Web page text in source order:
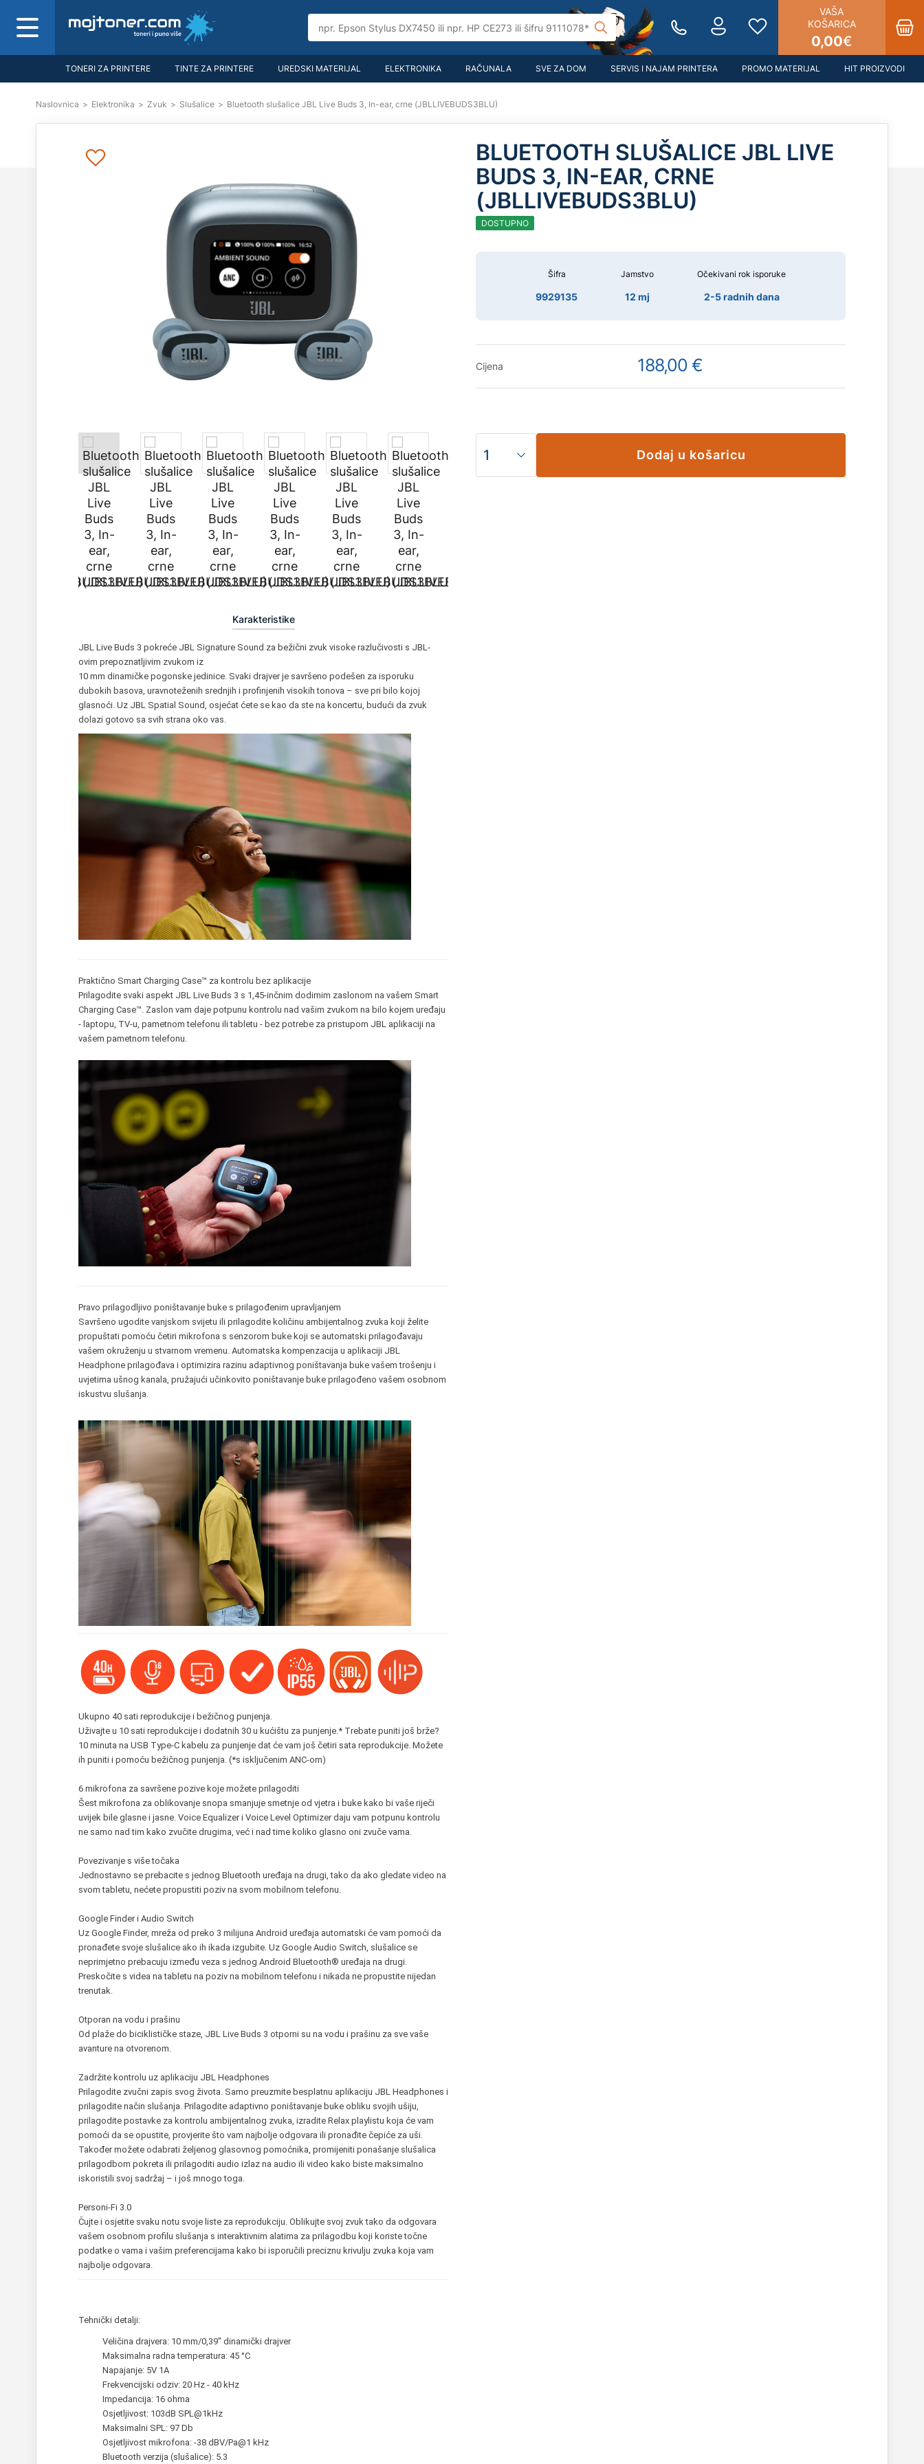
VAŠA
KOŠARICA
0,00€
TONERI ZA PRINTERE TINTE ZA PRINTERE UREDSKI MATERIJAL ELEKTRONIKA RAČUNALA SVE ZA DOM SERVIS I NAJAM PRINTERA PROMO MATERIJAL HIT PROIZVODI
Naslovnica > Elektronika > Zvuk > Slušalice > Bluetooth slušalice JBL Live Buds 3, In-ear, crne (JBLLIVEBUDS3BLU)
Karakteristike
JBL Live Buds 3 pokreće JBL Signature Sound za bežični zvuk visoke razlučivosti s JBL-
ovim prepoznatljivim zvukom iz
10 mm dinamičke pogonske jedinice. Svaki drajver je savršeno podešen za isporuku
dubokih basova, uravnoteženih srednjih i profinjenih visokih tonova – sve pri bilo kojoj
glasnoći. Uz JBL Spatial Sound, osjećat ćete se kao da ste na koncertu, budući da zvuk
dolazi gotovo sa svih strana oko vas.
Praktično Smart Charging Case™ za kontrolu bez aplikacije
Prilagodite svaki aspekt JBL Live Buds 3 s 1,45-inčnim dodirnim zaslonom na vašem Smart
Charging Case™. Zaslon vam daje potpunu kontrolu nad vašim zvukom na bilo kojem uređaju
- laptopu, TV-u, pametnom telefonu ili tabletu - bez potrebe za pristupom JBL aplikaciji na
vašem pametnom telefonu.
Pravo prilagodljivo poništavanje buke s prilagođenim upravljanjem
Savršeno ugodite vanjskom svijetu ili prilagodite količinu ambijentalnog zvuka koji želite
propuštati pomoću četiri mikrofona s senzorom buke koji se automatski prilagođavaju
vašem okruženju u stvarnom vremenu. Automatska kompenzacija u aplikaciji JBL
Headphone prilagođava i optimizira razinu adaptivnog poništavanja buke vašem trošenju i
uvjetima ušnog kanala, pružajući učinkovito poništavanje buke prilagođeno vašem osobnom
iskustvu slušanja.
Ukupno 40 sati reprodukcije i bežičnog punjenja.
Uživajte u 10 sati reprodukcije i dodatnih 30 u kućištu za punjenje.* Trebate puniti još brže?
10 minuta na USB Type-C kabelu za punjenje dat će vam još četiri sata reprodukcije. Možete
ih puniti i pomoću bežičnog punjenja. (*s isključenim ANC-om)
6 mikrofona za savršene pozive koje možete prilagoditi
Šest mikrofona za oblikovanje snopa smanjuje smetnje od vjetra i buke kako bi vaše riječi
uvijek bile glasne i jasne. Voice Equalizer i Voice Level Optimizer daju vam potpunu kontrolu
ne samo nad tim kako zvučite drugima, već i nad time koliko glasno oni zvuče vama.
Povezivanje s više točaka
Jednostavno se prebacite s jednog Bluetooth uređaja na drugi, tako da ako gledate video na
svom tabletu, nećete propustiti poziv na svom mobilnom telefonu.
Google Finder i Audio Switch
Uz Google Finder, mreža od preko 3 milijuna Android uređaja automatski će vam pomoći da
pronađete svoje slušalice ako ih ikada izgubite. Uz Google Audio Switch, slušalice se
neprimjetno prebacuju između veza s jednog Android Bluetooth® uređaja na drugi.
Preskočite s videa na tabletu na poziv na mobilnom telefonu i nikada ne propustite nijedan
trenutak.
Otporan na vodu i prašinu
Od plaže do biciklističke staze, JBL Live Buds 3 otporni su na vodu i prašinu za sve vaše
avanture na otvorenom.
Zadržite kontrolu uz aplikaciju JBL Headphones
Prilagodite zvučni zapis svog života. Samo preuzmite besplatnu aplikaciju JBL Headphones i
prilagodite način slušanja. Prilagodite adaptivno poništavanje buke obliku svojih ušiju,
prilagodite postavke za kontrolu ambijentalnog zvuka, izradite Relax playlistu koja će vam
pomoći da se opustite, provjerite što vam najbolje odgovara ili pronađite čepiće za uši.
Također možete odabrati željenog glasovnog pomoćnika, promijeniti ponašanje slušalica
prilagodbom pokreta ili prilagoditi audio izlaz na audio ili video kako biste maksimalno
iskoristili svoj sadržaj – i još mnogo toga.
Personi-Fi 3.0
Čujte i osjetite svaku notu svoje liste za reprodukciju. Oblikujte svoj zvuk tako da odgovara
vašem osobnom profilu slušanja s interaktivnim alatima za prilagodbu koji koriste točne
podatke o vama i vašim preferencijama kako bi isporučili preciznu krivulju zvuka koja vam
najbolje odgovara.
Tehnički detalji:
Veličina drajvera: 10 mm/0,39" dinamički drajver
Maksimalna radna temperatura: 45 °C
Napajanje: 5V 1A
Frekvencijski odziv: 20 Hz - 40 kHz
Impedancija: 16 ohma
Osjetljivost: 103dB SPL@1kHz
Maksimalni SPL: 97 Db
Osjetljivost mikrofona: -38 dBV/Pa@1 kHz
Bluetooth verzija (slušalice): 5.3
BLUETOOTH SLUŠALICE JBL LIVE
BUDS 3, IN-EAR, CRNE
(JBLLIVEBUDS3BLU)
DOSTUPNO
Šifra
9929135
Jamstvo
12 mj
Očekivani rok isporuke
2-5 radnih dana
Cijena 188,00 €
Dodaj u košaricu